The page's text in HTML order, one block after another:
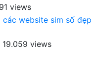
views
website sim số đẹp
19.059 views